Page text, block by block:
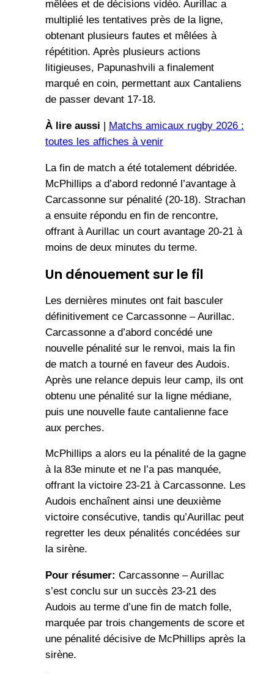
mêlées et de décisions vidéo. Aurillac a
multiplié les tentatives près de la ligne,
obtenant plusieurs fautes et mêlées à
répétition. Après plusieurs actions
litigieuses, Papunashvili a finalement
marqué en coin, permettant aux Cantaliens
de passer devant 17-18.
À lire aussi | Matchs amicaux rugby 2026 :
toutes les affiches à venir
La fin de match a été totalement débridée.
McPhillips a d’abord redonné l’avantage à
Carcassonne sur pénalité (20-18). Strachan
a ensuite répondu en fin de rencontre,
offrant à Aurillac un court avantage 20-21 à
moins de deux minutes du terme.
Un dénouement sur le fil
Les dernières minutes ont fait basculer
définitivement ce Carcassonne – Aurillac.
Carcassonne a d’abord concédé une
nouvelle pénalité sur le renvoi, mais la fin
de match a tourné en faveur des Audois.
Après une relance depuis leur camp, ils ont
obtenu une pénalité sur la ligne médiane,
puis une nouvelle faute cantalienne face
aux perches.
McPhillips a alors eu la pénalité de la gagne
à la 83e minute et ne l’a pas manquée,
offrant la victoire 23-21 à Carcassonne. Les
Audois enchaînent ainsi une deuxième
victoire consécutive, tandis qu’Aurillac peut
regretter les deux pénalités concédées sur
la sirène.
Pour résumer: Carcassonne – Aurillac
s’est conclu sur un succès 23-21 des
Audois au terme d’une fin de match folle,
marquée par trois changements de score et
une pénalité décisive de McPhillips après la
sirène.